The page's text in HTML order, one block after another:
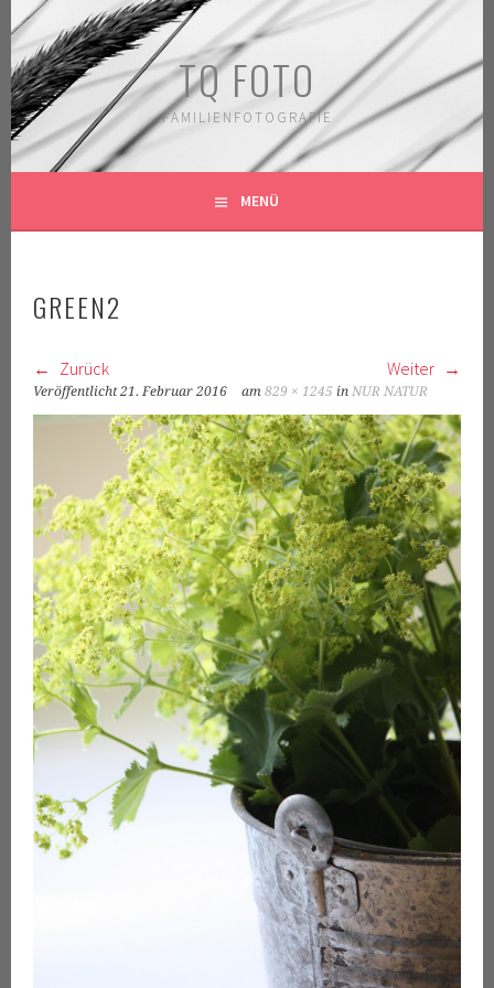
Springe
zum
Inhalt
TQ FOTO
FAMILIENFOTOGRAFIE
MENÜ
GREEN2
Zurück Weiter
Veröffentlicht21. Februar 2016 am829 × 1245 inNUR NATUR